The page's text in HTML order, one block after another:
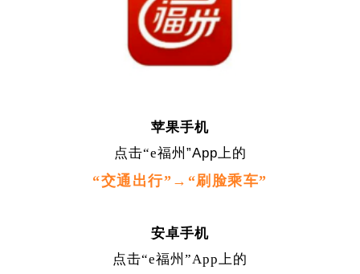
苹果手机
点击“e福州 ”App上的
“交通出行”→ “刷脸乘车”
安卓手机
点击“e福州”App上的